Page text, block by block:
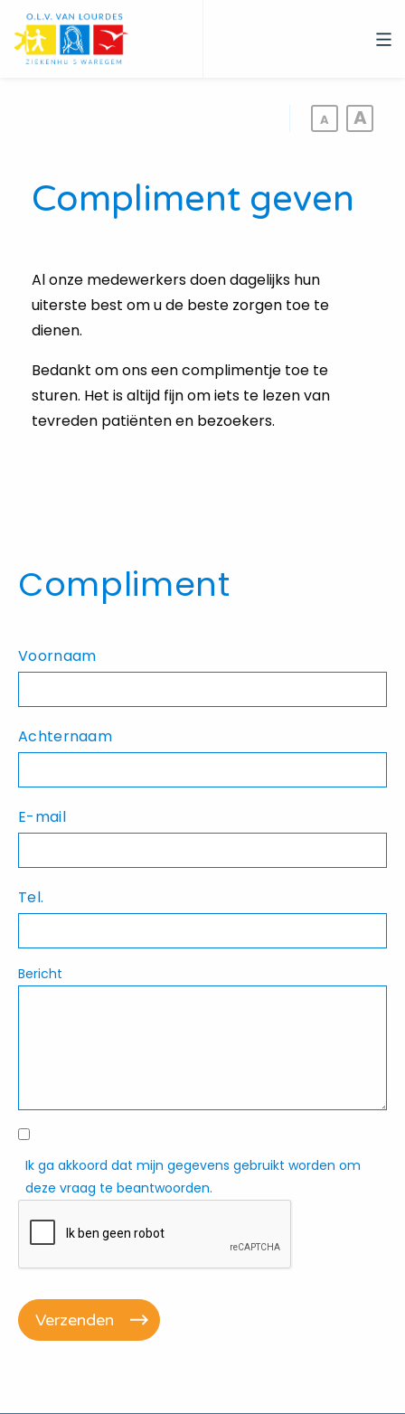
Overslaan
en
naar
Compliment geven
Al onze medewerkers doen dagelijks hun
uiterste best om u de beste zorgen toe te
dienen.
Bedankt om ons een complimentje toe te
sturen. Het is altijd fijn om iets te lezen van
tevreden patiënten en bezoekers.
Compliment
Voornaam
Achternaam
E-mail
Tel.
Bericht
Ik ga akkoord dat mijn gegevens gebruikt worden om
deze vraag te beantwoorden.